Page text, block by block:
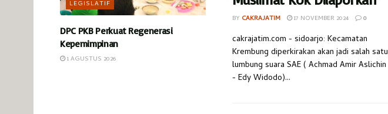
BY CAKRAJATIM 17 NOVEMBER 2024 0
cakrajatim.com - sidoarjo: Kecamatan
Krembung diperkirakan akan jadi salah satu
lumbung suara SAE ( Achmad Amir Aslichin
- Edy Widodo)...
LEGISLATIF
DPC PKB Perkuat Regenerasi
Kepemimpinan
1 AGUSTUS 2026